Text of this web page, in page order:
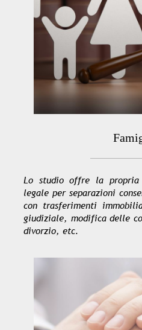
Lo studio offre la propria
legale per separazioni
con trasferimenti
giudiziale, modifica delle
divorzio, etc.